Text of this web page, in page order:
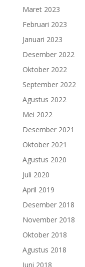
Maret 2023
Februari 2023
Januari 2023
Desember 2022
Oktober 2022
September 2022
Agustus 2022
Mei 2022
Desember 2021
Oktober 2021
Agustus 2020
Juli 2020
April 2019
Desember 2018
November 2018
Oktober 2018
Agustus 2018
Juni 2018